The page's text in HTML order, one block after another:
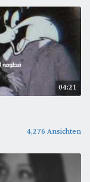
04:21
4,276 Ansichten